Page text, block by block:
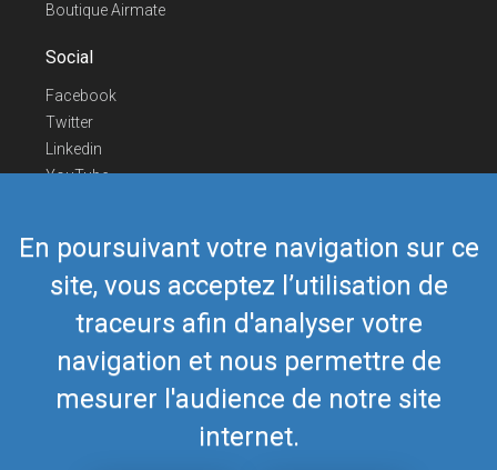
En poursuivant votre navigation sur ce
site, vous acceptez l’utilisation de
traceurs afin d'analyser votre
navigation et nous permettre de
mesurer l'audience de notre site
internet.
Boutique Airmate
Social
Facebook
Twitter
Linkedin
YouTube
Nous contacter
Téléphone Europe+352 26441835
Téléphone US/Canada418-592-8862
(c) Myriel Aviation SA